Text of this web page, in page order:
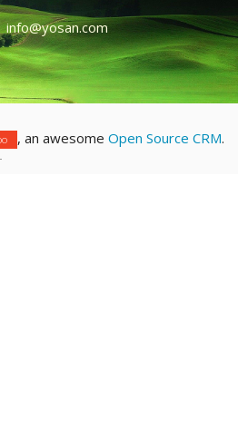
, an awesome Open Source CRM.